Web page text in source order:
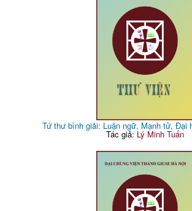
Tứ thư bình giải: Luận ngữ, Mạnh tử, Đại
Tác giả: Lý Minh Tuấn